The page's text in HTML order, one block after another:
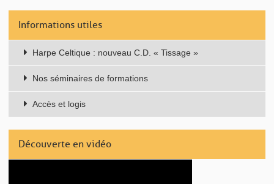
Informations utiles
Harpe Celtique : nouveau C.D. « Tissage »
Nos séminaires de formations
Accès et logis
Découverte en vidéo